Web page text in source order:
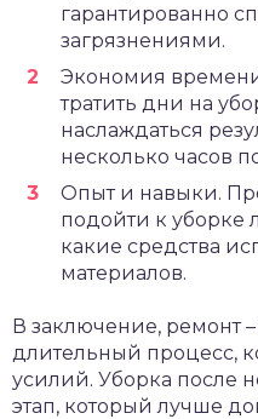
гарантированно
загрязнениями.
Экономия
тратить дни на
наслаждаться
несколько часов
Опыт и навыки.
подойти к
какие средства
материалов.
В заключение, ремонт
длительный процесс,
усилий. Уборка после
этап, который лучше